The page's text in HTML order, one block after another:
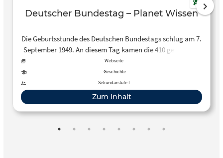
Deutscher Bundestag – Planet Wissen
Die Geburtsstunde des Deutschen Bundestags schlug am 7.
September 1949. An diesem Tag kamen die 410 gewählten
Abgeordneten zum ersten Mal im Bundeshaus in Bonn
zusammen. Seither hat sich viel verändert.
Webseite
Geschichte
Sekundarstufe I
Zum Inhalt